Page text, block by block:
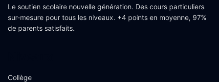
Le soutien scolaire nouvelle génération. Des cours particuliers
sur-mesure pour tous les niveaux. +4 points en moyenne, 97%
de parents satisfaits.
Collège